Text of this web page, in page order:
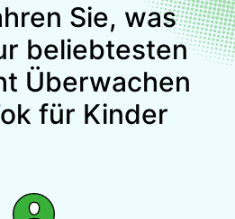
Sie, was
beliebtesten
Überwachen
für Kinder